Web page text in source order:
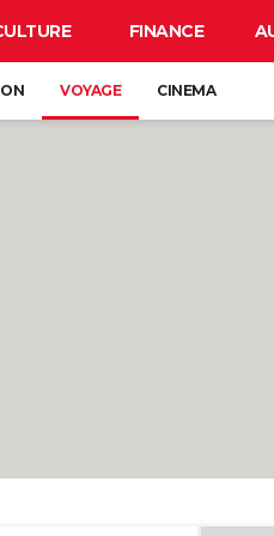
FINANCE
VOYAGE CINEMA